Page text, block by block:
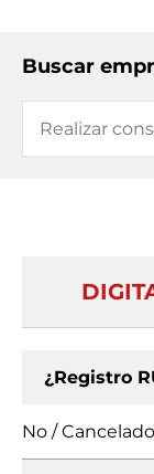
Buscar
¿Registro
No / Cancelado